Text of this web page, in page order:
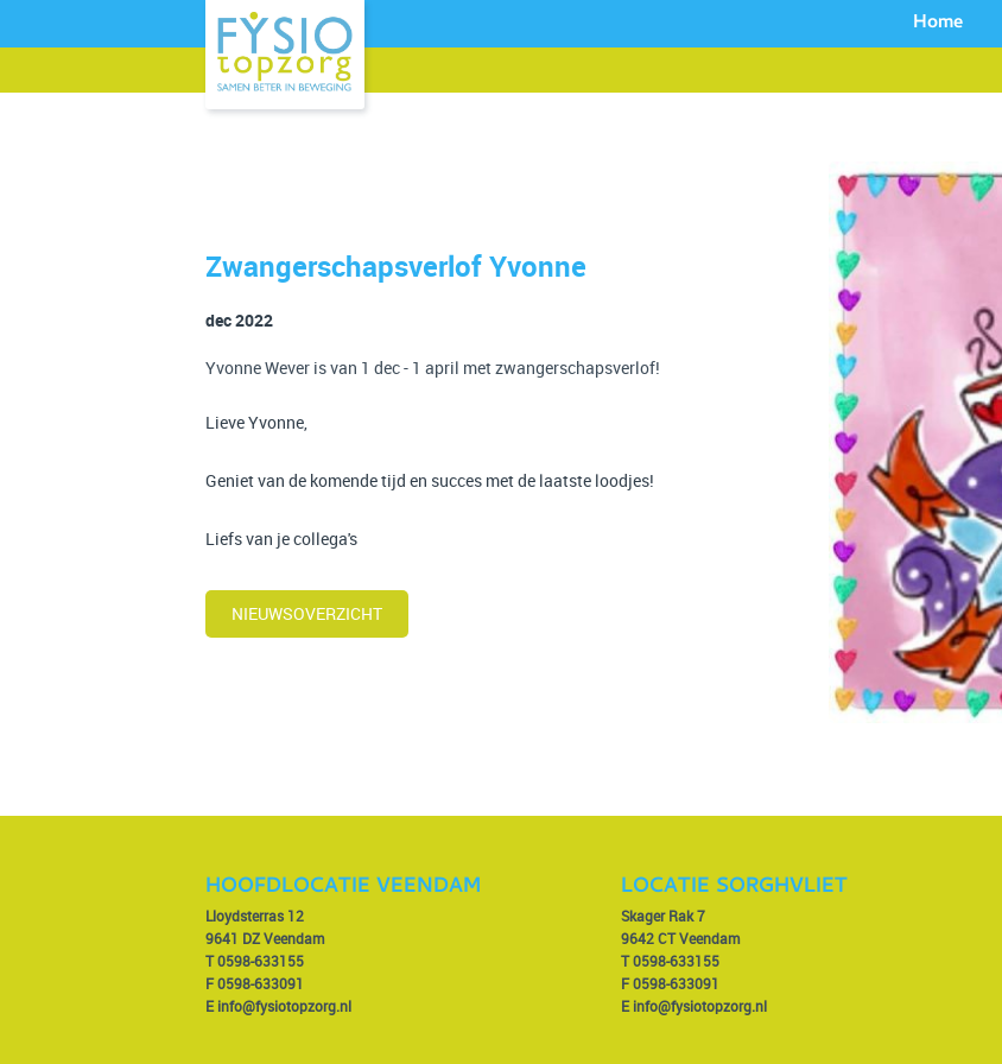
Home
Zwangerschapsverlof Yvonne
dec 2022
Yvonne Wever is van 1 dec - 1 april met zwangerschapsverlof!
Lieve Yvonne,
Geniet van de komende tijd en succes met de laatste loodjes!
Liefs van je collega's
NIEUWSOVERZICHT
HOOFDLOCATIE VEENDAM
Lloydsterras 12
9641 DZ Veendam
T0598-633155
F 0598-633091
Einfo@fysiotopzorg.nl
LOCATIE SORGHVLIET
Skager Rak 7
9642 CT Veendam
T0598-633155
F 0598-633091
Einfo@fysiotopzorg.nl